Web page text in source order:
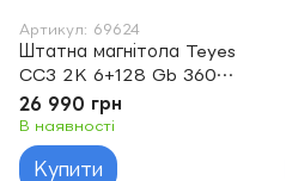
Артикул: 69624
Штатна магнітола Teyes
CC3 2K 6+128 Gb 360°
Honda Accord 8 2008-
2012 9"
26 990 грн
В наявності
Купити